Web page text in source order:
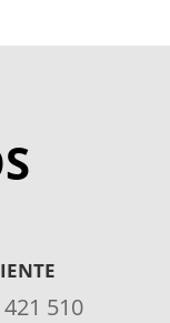
510